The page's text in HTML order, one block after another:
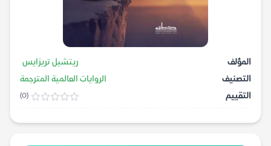
المؤلف
ريتشيل تريزايس
التصنيف
الروايات العالمية المترجمة
التقييم
(0)